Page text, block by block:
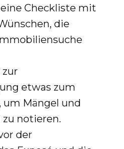
eine Checkliste mit
die
zur
etwas zum
Mängel und
notieren.
der